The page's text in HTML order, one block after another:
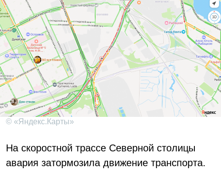
© «Яндекс.Карты»
На скоростной трассе Северной столицы
авария затормозила движение транспорта.